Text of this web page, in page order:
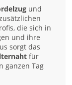
und
die sich in
und ihre
sorgt das
für
ganzen Tag